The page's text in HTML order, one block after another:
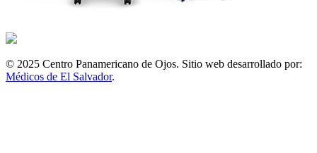
© 2025 Centro Panamericano de Ojos. Sitio web desarrollado por:
Médicos de El Salvador.